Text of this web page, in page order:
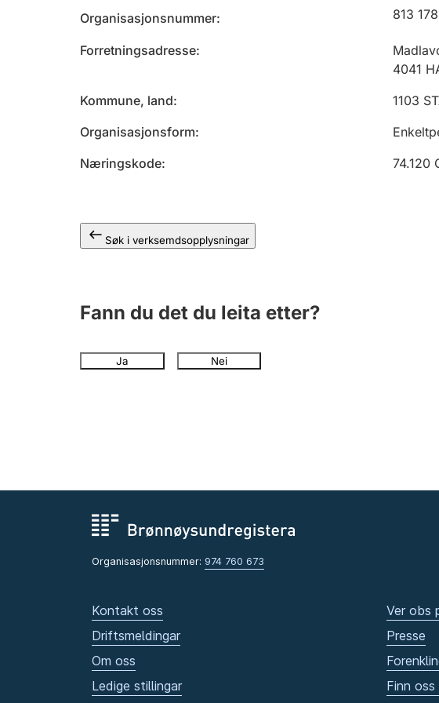
Organisasjonsnummer 813
Forretningsadresse
4041
Kommune, land
1103
Organisasjonsform
Næringskode
74.120
Søk i verksemdsopplysningar
Fann du det du leita etter?
Ja Nei
Organisasjonsnummer: 974 760 673
Kontakt oss
Driftsmeldingar
Om oss
Ledige stillingar
Ver obs
Presse
Finn oss